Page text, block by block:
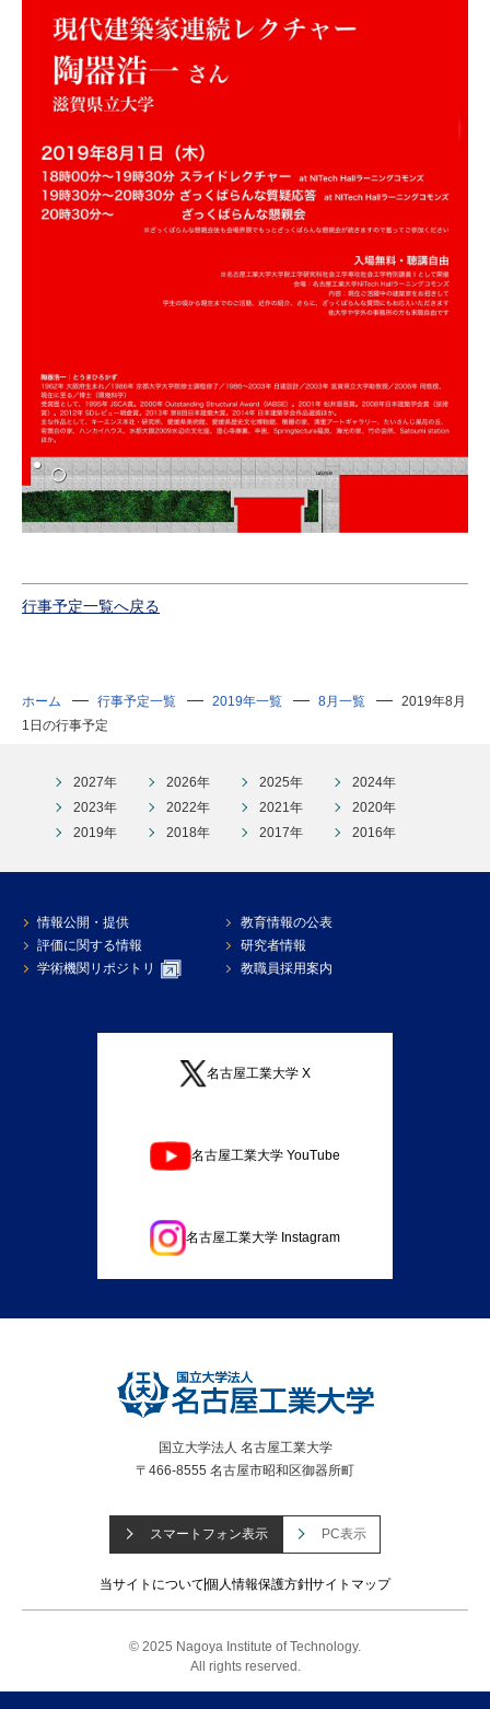
行事予定一覧へ戻る
ホーム 行事予定一覧 2019年一覧 8月一覧
2019年8月
1日の行事予定
2027年 2026年 2025年
2024年
2023年
2022年 2021年
2020年
2019年
2018年 2017年 2016年
情報公開・提供
教育情報の公表
評価に関する情報
研究者情報
学術機関リポジトリ
教職員採用案内
名古屋工業大学 X
名古屋工業大学 YouTube
名古屋工業大学 Instagram
国立大学法人 名古屋工業大学
〒466-8555 名古屋市昭和区御器所町
スマートフォン表示 PC表示
当サイトについて個人情報保護方針サイトマップ
© 2025 Nagoya Institute of Technology.
All rights reserved.